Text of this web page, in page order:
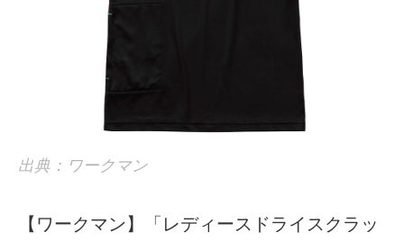
出典：ワークマン
【ワークマン】「レディースドライスクラッ